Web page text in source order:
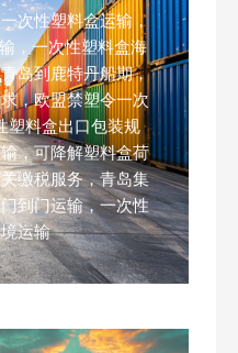
次性塑料盒运输，
，一次性塑料盒海
岛到鹿特丹船期，
，欧盟禁塑令一次
塑料盒出口包装规
，可降解塑料盒荷
缴税服务，青岛集
到门运输，一次性
运输